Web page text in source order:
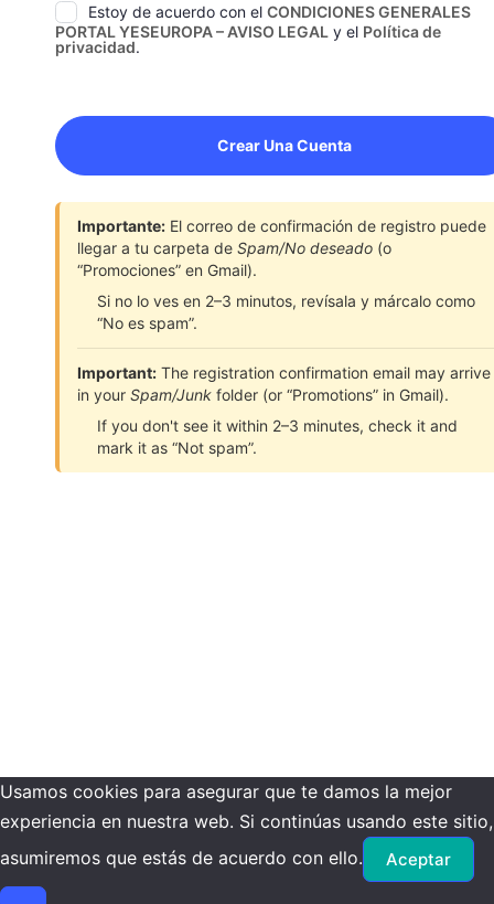
Estoy de acuerdo con el CONDICIONES GENERALES
PORTAL YESEUROPA – AVISO LEGALy el Política de
privacidad.
Importante:El correo de confirmación de registro puede
llegar a tu carpeta de Spam/No deseado(o
“Promociones” en Gmail).
Si no lo ves en 2–3 minutos, revísala y márcalo como
“No es spam”.
Important:The registration confirmation email may arrive
in your Spam/Junkfolder (or “Promotions” in Gmail).
If you don't see it within 2–3 minutes, check it and
mark it as “Not spam”.
Usamos cookies para asegurar que te damos la mejor
experiencia en nuestra web. Si continúas usando este sitio,
asumiremos que estás de acuerdo con ello.
Aceptar